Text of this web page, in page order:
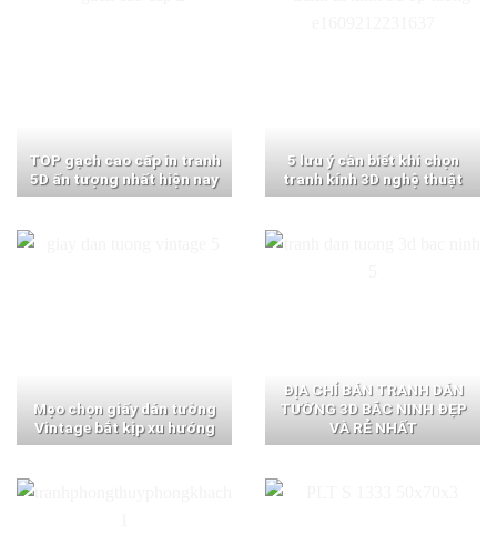
TOP gạch cao cấp in tranh
5D ấn tượng nhất hiện nay
5 lưu ý cần biết khi chọn
tranh kính 3D nghệ thuật
Mẹo chọn giấy dán tường
Vintage bắt kịp xu hướng
ĐỊA CHỈ BÁN TRANH DÁN
TƯỜNG 3D BẮC NINH ĐẸP
VÀ RẺ NHẤT